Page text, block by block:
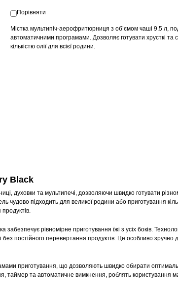
Порівняти
Містка мультипіч-аерофритюрниця з об’ємом чаші 9.5 л,
автоматичними програмами. Дозволяє готувати хрусткі та
кількістю олії для всієї родини.
Black
духовки та мультипечі, дозволяючи швидко готувати
чудово підходить для великої родини або приготування
рівномірне приготування їжі з усіх боків.
постійного перевертання продуктів. Це особливо зручно
приготування, що дозволяють швидко обирати
таймер та автоматичне вимкнення, роблять